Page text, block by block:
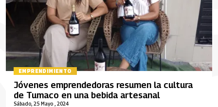
EMPRENDIMIENTO
Sábado, 25 Mayo , 2024
Jóvenes emprendedoras resumen la cultura
de Tumaco en una bebida artesanal